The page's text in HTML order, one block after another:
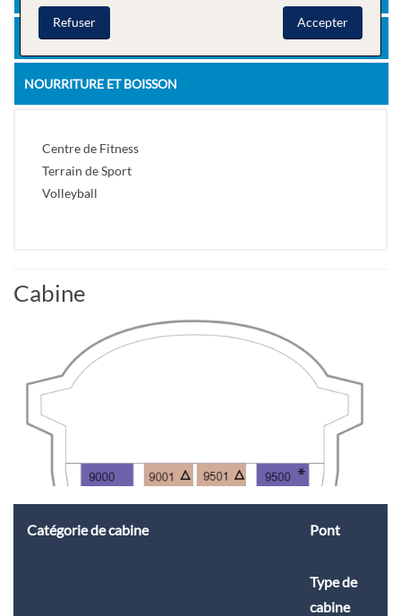
DIVERTISSEMENT
NOURRITURE ET BOISSON
Centre de Fitness
Terrain de Sport
Volleyball
Cabine
Catégorie de cabine Pont
Type de
cabine
Accepter
Refuser